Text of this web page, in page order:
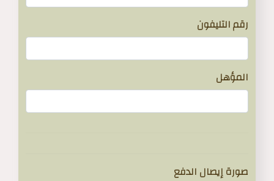
رقم التليفون
المؤهل
صورة إيصال الدفع